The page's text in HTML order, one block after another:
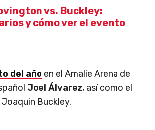
vs. Buckley:
y cómo ver el evento
del año en el Amalie Arena de
Joel Álvarez, así como el
Buckley.